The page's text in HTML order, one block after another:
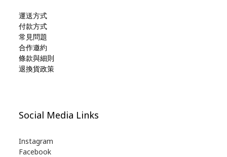
運送方式
付款方式
常見問題
合作邀約
條款與細則
退換貨政策
Social Media Links
Instagram
Facebook